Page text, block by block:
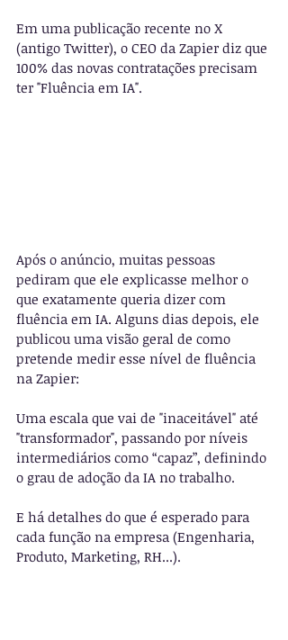
Em uma publicação recente no X
(antigo Twitter), o CEO da Zapier diz que
100% das novas contratações precisam
ter "Fluência em IA".
Após o anúncio, muitas pessoas
pediram que ele explicasse melhor o
que exatamente queria dizer com
fluência em IA. Alguns dias depois, ele
publicou uma visão geral de como
pretende medir esse nível de fluência
na Zapier:
Uma escala que vai de "inaceitável" até
"transformador", passando por níveis
intermediários como “capaz”, definindo
o grau de adoção da IA no trabalho.
E há detalhes do que é esperado para
cada função na empresa (Engenharia,
Produto, Marketing, RH...).